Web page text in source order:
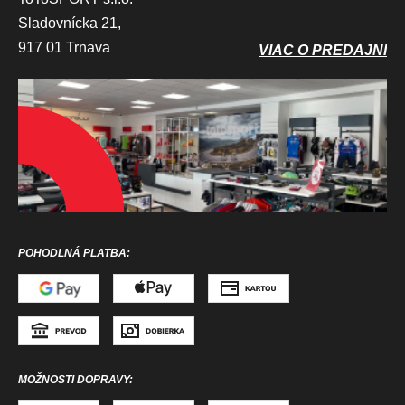
Sladovnícka 21,
917 01 Trnava
VIAC O PREDAJNI
POHODLNÁ PLATBA:
MOŽNOSTI DOPRAVY: